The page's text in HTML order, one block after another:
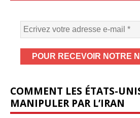
COMMENT LES ÉTATS-
MANIPULER PAR L’IRAN